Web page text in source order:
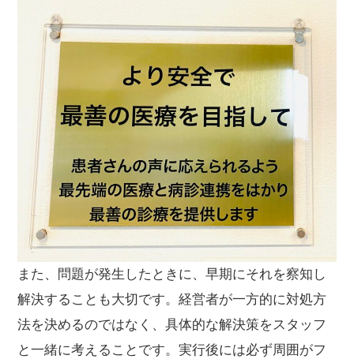
また、問題が発生したときに、早期にそれを察知し
解決することも大切です。経営者が一方的に対処方
法を決めるのではなく、具体的な解決策をスタッフ
と一緒に考えることです。実行後には必ず周囲がフ